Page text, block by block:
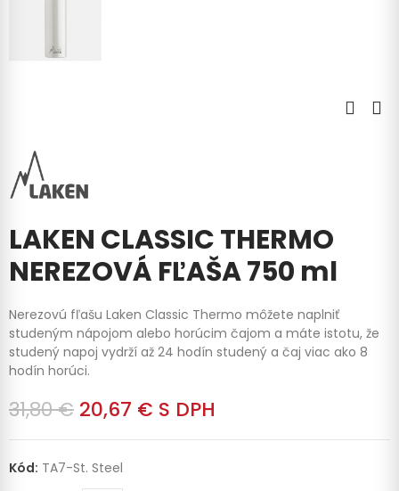
LAKEN CLASSIC THERMO
NEREZOVÁ FĽAŠA 750 ml
Nerezovú fľašu Laken Classic Thermo môžete naplniť
studeným nápojom alebo horúcim čajom a máte istotu, že
studený napoj vydrží až 24 hodín studený a čaj viac ako 8
hodín horúci.
31,80 € 20,67 € S DPH
Kód: TA7-St. Steel